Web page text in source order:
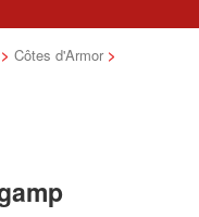
> Côtes d'Armor >